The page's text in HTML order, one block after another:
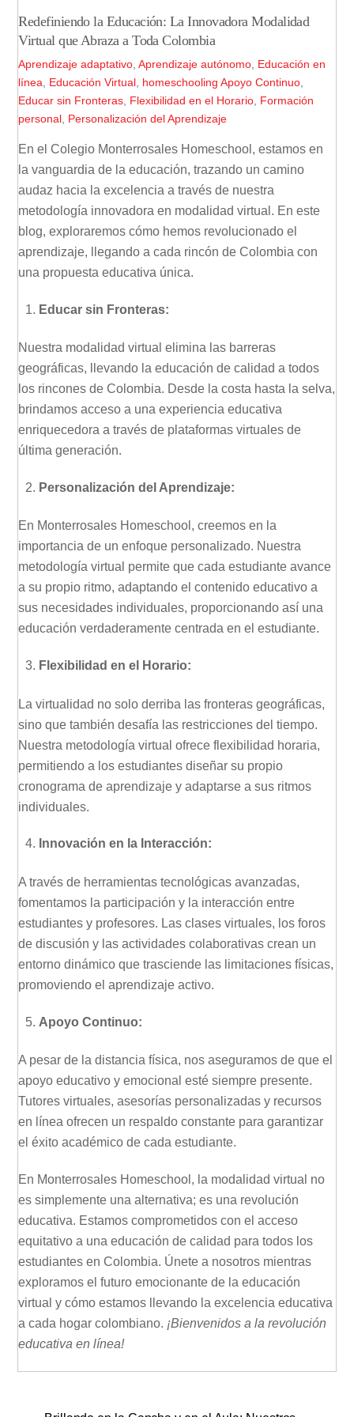
Redefiniendo la Educación: La Innovadora Modalidad
Virtual que Abraza a Toda Colombia
Aprendizaje adaptativo ,Aprendizaje autónomo Educación en
línea
Educación Virtual homeschooling Apoyo Continuo
Educar sin Fronteras Flexibilidad en el Horario Formación
personal Personalización del Aprendizaje
En el Colegio Monterrosales Homeschool, estamos en
la vanguardia de la educación, trazando un camino
audaz hacia la excelencia a través de nuestra
metodología innovadora en modalidad virtual. En este
blog, exploraremos cómo hemos revolucionado el
aprendizaje, llegando a cada rincón de Colombia con
una propuesta educativa única.
Educar sin Fronteras:
Nuestra modalidad virtual elimina las barreras
geográficas, llevando la educación de calidad a todos
los rincones de Colombia. Desde la costa hasta la selva,
brindamos acceso a una experiencia educativa
enriquecedora a través de plataformas virtuales de
última generación.
Personalización del Aprendizaje:
En Monterrosales Homeschool, creemos en la
importancia de un enfoque personalizado. Nuestra
metodología virtual permite que cada estudiante avance
a su propio ritmo, adaptando el contenido educativo a
sus necesidades individuales, proporcionando así una
educación verdaderamente centrada en el estudiante.
Flexibilidad en el Horario:
La virtualidad no solo derriba las fronteras geográficas,
sino que también desafía las restricciones del tiempo.
Nuestra metodología virtual ofrece flexibilidad horaria,
permitiendo a los estudiantes diseñar su propio
cronograma de aprendizaje y adaptarse a sus ritmos
individuales.
Innovación en la Interacción:
A través de herramientas tecnológicas avanzadas,
fomentamos la participación y la interacción entre
estudiantes y profesores. Las clases virtuales, los foros
de discusión y las actividades colaborativas crean un
entorno dinámico que trasciende las limitaciones físicas,
promoviendo el aprendizaje activo.
Apoyo Continuo:
A pesar de la distancia física, nos aseguramos de que el
apoyo educativo y emocional esté siempre presente.
Tutores virtuales, asesorías personalizadas y recursos
en línea ofrecen un respaldo constante para garantizar
el éxito académico de cada estudiante.
En Monterrosales Homeschool, la modalidad virtual no
es simplemente una alternativa; es una revolución
educativa. Estamos comprometidos con el acceso
equitativo a una educación de calidad para todos los
estudiantes en Colombia. Únete a nosotros mientras
exploramos el futuro emocionante de la educación
virtual y cómo estamos llevando la excelencia educativa
a cada hogar colombiano. ¡Bienvenidos a la revolución
educativa en línea!